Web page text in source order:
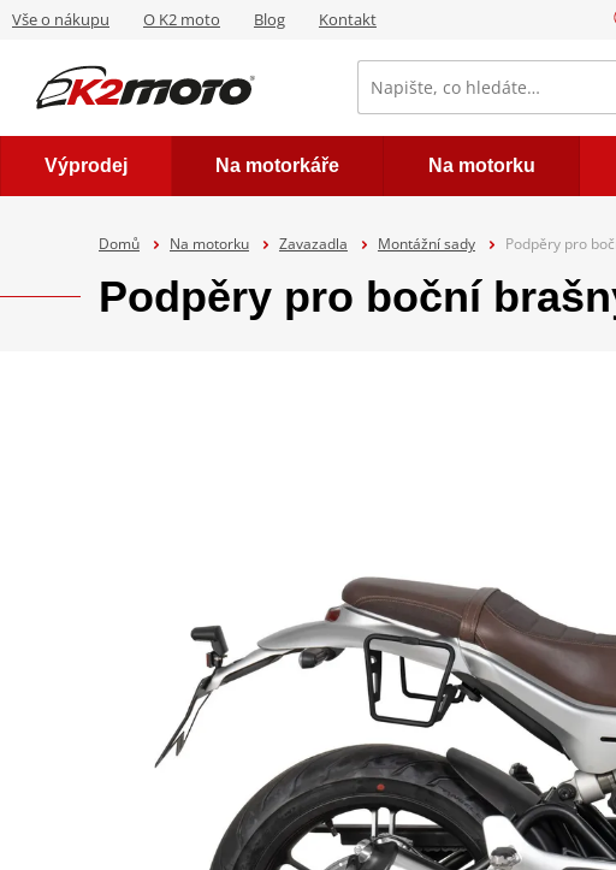
Vše o nákupu O K2 moto Blog Kontakt
Výprodej Na motorkáře Na motorku
Domů Na motorku Zavazadla Montážní sady Podpěry pro
Podpěry pro boční